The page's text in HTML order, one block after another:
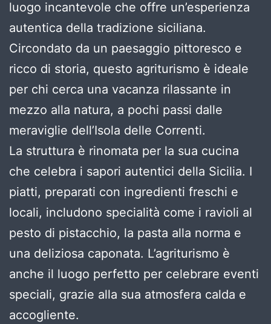
luogo incantevole che offre un’esperienza
autentica della tradizione siciliana.
Circondato da un paesaggio pittoresco e
ricco di storia, questo agriturismo è ideale
per chi cerca una vacanza rilassante in
mezzo alla natura, a pochi passi dalle
meraviglie dell’Isola delle Correnti.
La struttura è rinomata per la sua cucina
che celebra i sapori autentici della Sicilia. I
piatti, preparati con ingredienti freschi e
locali, includono specialità come i ravioli al
pesto di pistacchio, la pasta alla norma e
una deliziosa caponata. L’agriturismo è
anche il luogo perfetto per celebrare eventi
speciali, grazie alla sua atmosfera calda e
accogliente.